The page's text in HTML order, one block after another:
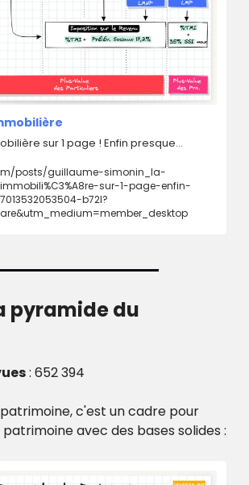
sur 1 page ! Enfin presque...
posts/guillaume-simonin_la-
sur-1-page-enfin-
b72l?
pyramide du
: 652 394
c'est un cadre pour
avec des bases solides :